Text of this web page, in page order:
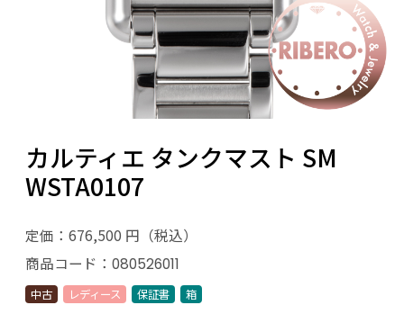
カルティエ タンクマスト SM
WSTA0107
定価：676,500 円（税込）
商品コード： 080526011
中古 レディース 保証書 箱